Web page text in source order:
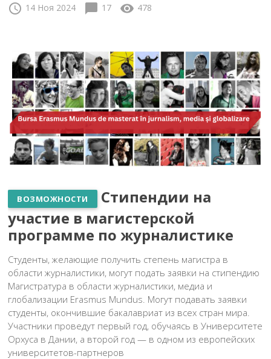
schedule 14 Ноя 2024 chat_bubble 17 visibility 478
ВОЗМОЖНОСТИ
Стипендии на
участие в магистерской
программе по журналистике
Студенты, желающие получить степень магистра в
области журналистики, могут подать заявки на стипендию
Магистратура в области журналистики, медиа и
глобализации Erasmus Mundus. Могут подавать заявки
студенты, окончившие бакалавриат из всех стран мира.
Участники проведут первый год, обучаясь в Университете
Орхуса в Дании, а второй год — в одном из европейских
университетов-партнеров